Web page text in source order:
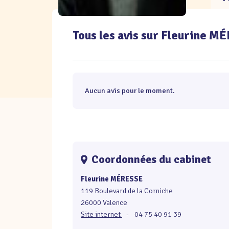
Tous les avis sur Fleurine
Aucun avis pour le moment.
Coordonnées du cabinet
Fleurine MÉRESSE
119 Boulevard de la Corniche
26000 Valence
Site internet
- 04 75 40 91 39